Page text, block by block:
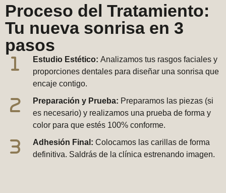
Proceso del Tratamiento:
Tu nueva sonrisa en 3
pasos
Estudio Estético: Analizamos tus rasgos faciales y
proporciones dentales para diseñar una sonrisa que
encaje contigo.
Preparación y Prueba: Preparamos las piezas (si
es necesario) y realizamos una prueba de forma y
color para que estés 100% conforme.
Adhesión Final: Colocamos las carillas de forma
definitiva. Saldrás de la clínica estrenando imagen.